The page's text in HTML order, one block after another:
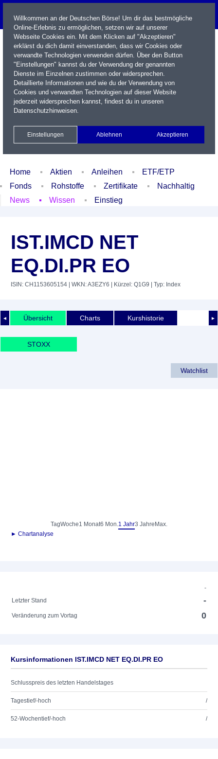
Name / WKN / ISIN / Kürzel
Xetra Realtime
Watchlist Portfolio Login
Home Aktien Anleihen
ETF/ETP
Fonds
Rohstoffe Zertifikate
Nachhaltig
News
Wissen Einstieg
IST.IMCD NET
EQ.DI.PR EO
ISIN: CH1153605154 | WKN: A3EZY6 | Kürzel: Q1G9 | Typ: Index
◄ ►
Übersicht Charts Kurshistorie
STOXX
Watchlist
TagWoche1 Monat6 Mon.1 Jahr3 Jahre Max.
► Chartanalyse
-
Letzter Stand
-
Veränderung zum Vortag 0
Kursinformationen IST.IMCD NET EQ.DI.PR EO
Schlusspreis des letzten Handelstages
Tagestief/-hoch /
52-Wochentief/-hoch /
Willkommen an der Deutschen Börse! Um dir das bestmögliche
Online-Erlebnis zu ermöglichen, setzen wir auf unserer
Webseite Cookies ein. Mit dem Klicken auf "Akzeptieren"
erklärst du dich damit einverstanden, dass wir Cookies oder
verwandte Technologien verwenden dürfen. Über den Button
"Einstellungen" kannst du der Verwendung der genannten
Dienste im Einzelnen zustimmen oder widersprechen.
Detaillierte Informationen und wie du der Verwendung von
Cookies und verwandten Technologien auf dieser Website
jederzeit widersprechen kannst, findest du in unseren
Datenschutzhinweisen.
Einstellungen Ablehnen Akzeptieren